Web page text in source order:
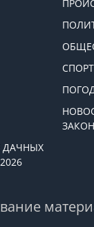
СПОРТ
ДАЧНЫХ